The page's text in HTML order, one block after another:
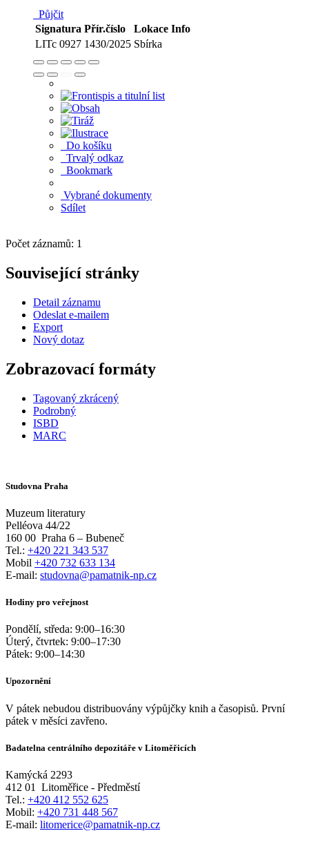
Půjčit
Signatura Přír.číslo Lokace Info
LITc 0927 1430/2025 Sbírka
Do košíku
Trvalý odkaz
Bookmark
Vybrané dokumenty
Sdílet
Počet záznamů: 1
Související stránky
Detail záznamu
Odeslat e-mailem
Export
Nový dotaz
Zobrazovací formáty
Tagovaný zkrácený
Podrobný
ISBD
MARC
Studovna Praha
Muzeum literatury
Pelléova 44/22
160 00 Praha 6 – Bubeneč
Tel.: +420 221 343 537
Mobil +420 732 633 134
E-mail: studovna@pamatnik-np.cz
Hodiny pro veřejnost
Pondělí, středa: 9:00–16:30
Úterý, čtvrtek: 9:00–17:30
Pátek: 9:00–14:30
Upozornění
V pátek nebudou distribuovány výpůjčky knih a časopisů. První
pátek v měsíci zavřeno.
Badatelna centrálního depozitáře v Litoměřicích
Kamýcká 2293
412 01
Litoměřice - Předměstí
Tel.: +420 412 552 625
Mobil: +420 731 448 567
E-mail: litomerice@pamatnik-np.cz